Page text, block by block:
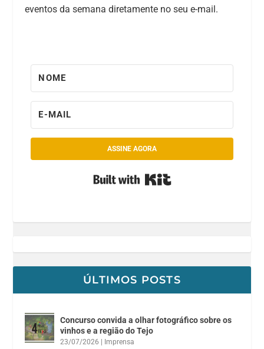
eventos da semana diretamente no seu e-mail.
ASSINE AGORA
ÚLTIMOS POSTS
Concurso convida a olhar fotográfico sobre os
vinhos e a região do Tejo
23/07/2026 Imprensa